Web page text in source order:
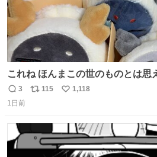
これね ほんまこの世のものとは思えないくらい臭いの マジ
で、死ぬほど、臭い 中に入ってる
だけど
返
信
3
リ
ト
115
い
数
1,118
1日前